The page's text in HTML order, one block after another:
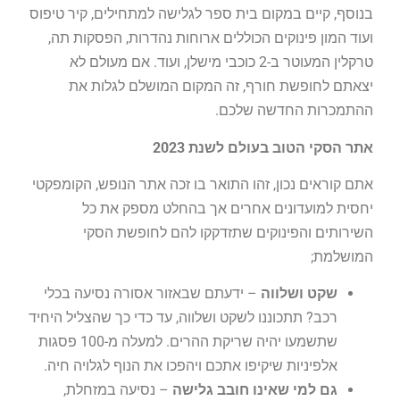
בנוסף, קיים במקום בית ספר לגלישה למתחילים, קיר טיפוס
ועוד המון פינוקים הכוללים ארוחות נהדרות, הפסקות תה,
טרקלין המעוטר ב-2 כוכבי מישלן, ועוד. אם מעולם לא
יצאתם לחופשת חורף, זה המקום המושלם לגלות את
ההתמכרות החדשה שלכם.
אתר הסקי הטוב בעולם לשנת 2023
אתם קוראים נכון, זהו התואר בו זכה אתר הנופש, הקומפקטי
יחסית למועדונים אחרים אך בהחלט מספק את כל
השירותים והפינוקים שתזדקקו להם לחופשת הסקי
המושלמת;
שקט ושלווה – ידעתם שבאזור אסורה נסיעה בכלי
רכב? תתכוננו לשקט ושלווה, עד כדי כך שהצליל היחיד
שתשמעו יהיה שריקת ההרים. למעלה מ-100 פסגות
אלפיניות שיקיפו אתכם ויהפכו את הנוף לגלויה חיה.
גם למי שאינו חובב גלישה – נסיעה במזחלת,